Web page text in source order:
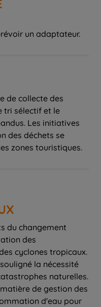
un adaptateur.
de collecte des
tri sélectif et le
Les initiatives
des déchets se
zones touristiques.
du changement
des
cyclones tropicaux.
la nécessité
naturelles.
de gestion des
d'eau pour